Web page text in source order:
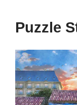
Puzzle